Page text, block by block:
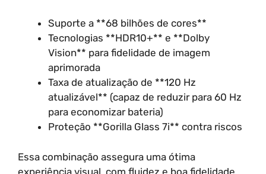
Suporte a **68 bilhões de cores**
Tecnologias **HDR10+** e **Dolby
Vision** para fidelidade de imagem
aprimorada
Taxa de atualização de **120 Hz
atualizável** (capaz de reduzir para 60 Hz
para economizar bateria)
Proteção **Gorilla Glass 7i** contra riscos
Essa combinação assegura uma ótima
experiência visual, com fluidez e boa fidelidade